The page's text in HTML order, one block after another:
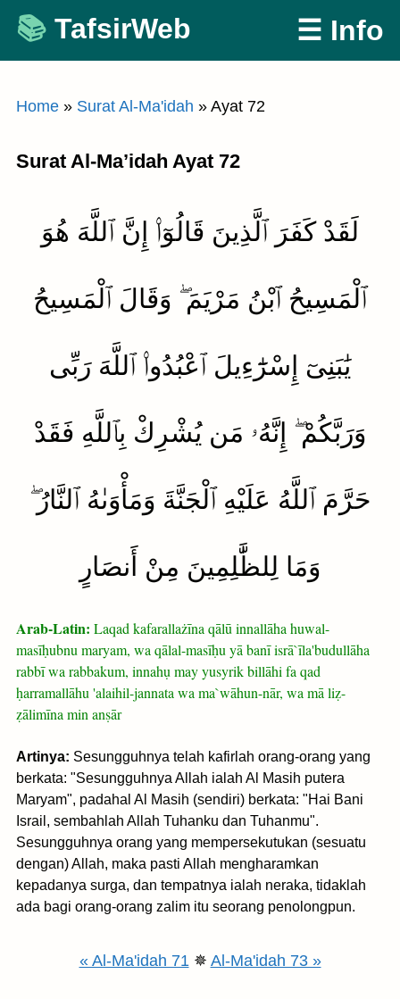
Skip
content
TafsirWeb ☰ Info
Home » Surat Al-Ma'idah » Ayat 72
Surat Al-Ma’idah Ayat 72
لَقَدْ كَفَرَ ٱلَّذِينَ قَالُوٓا۟ إِنَّ ٱللَّهَ هُوَ
ٱلْمَسِيحُ ٱبْنُ مَرْيَمَ ۖ وَقَالَ ٱلْمَسِيحُ
يَٰبَنِىٓ إِسْرَٰٓءِيلَ ٱعْبُدُوا۟ ٱللَّهَ رَبِّى
وَرَبَّكُمْ ۖ إِنَّهُۥ مَن يُشْرِكْ بِٱللَّهِ فَقَدْ
حَرَّمَ ٱللَّهُ عَلَيْهِ ٱلْجَنَّةَ وَمَأْوَىٰهُ ٱلنَّارُ ۖ
وَمَا لِلظَّٰلِمِينَ مِنْ أَنصَارٍ
Arab-Latin: Laqad kafarallażīna qālū innallāha huwal-
masīḥubnu maryam, wa qālal-masīḥu yā banī isrā`īla'budullāha
rabbī wa rabbakum, innahụ may yusyrik billāhi fa qad
ḥarramallāhu 'alaihil-jannata wa ma`wāhun-nār, wa mā liẓ-
ẓālimīna min anṣār
Artinya: Sesungguhnya telah kafirlah orang-orang yang
berkata: "Sesungguhnya Allah ialah Al Masih putera
Maryam", padahal Al Masih (sendiri) berkata: "Hai Bani
Israil, sembahlah Allah Tuhanku dan Tuhanmu".
Sesungguhnya orang yang mempersekutukan (sesuatu
dengan) Allah, maka pasti Allah mengharamkan
kepadanya surga, dan tempatnya ialah neraka, tidaklah
ada bagi orang-orang zalim itu seorang penolongpun.
« Al-Ma'idah 71✵ Al-Ma'idah 73 »